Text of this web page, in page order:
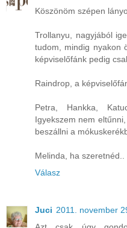
Köszönöm szépen
Trollanyu, nagyjából
tudom, mindig nyakon
képviselőfánk pedig
Raindrop, a
Petra, Hankka,
Igyekszem nem
beszállni a
Melinda, ha szeretnéd..
Válasz
Juci 2011. november